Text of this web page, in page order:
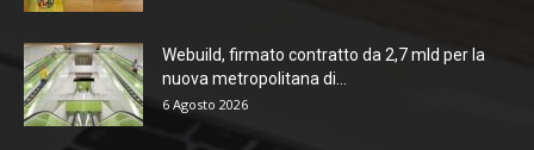
Webuild, firmato contratto da 2,7 mld per la
nuova metropolitana di...
6 Agosto 2026